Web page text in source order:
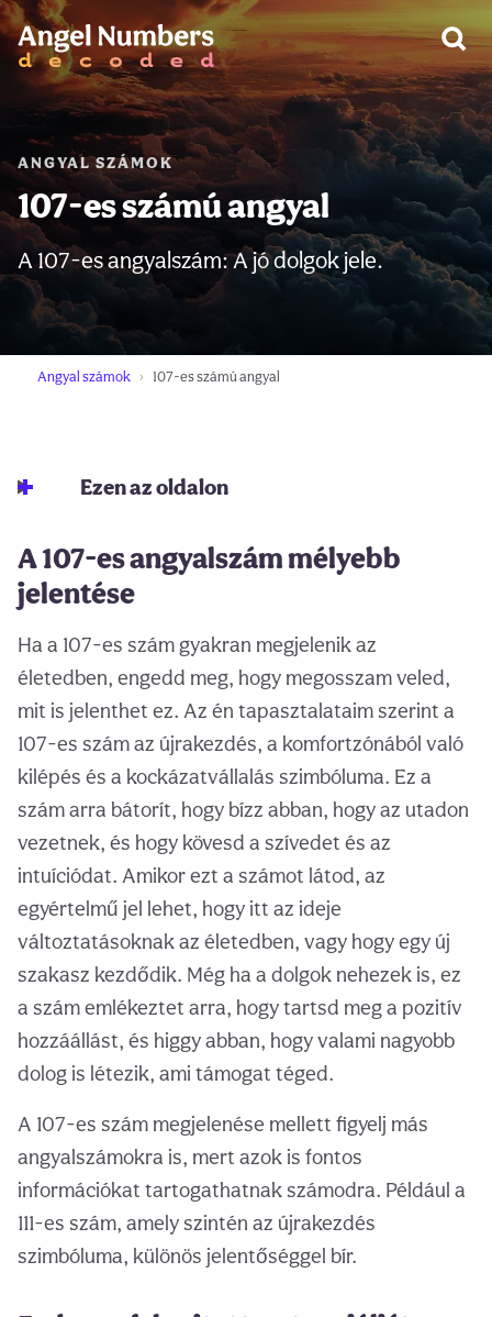
ANGYAL SZÁMOK
107-es számú angyal
A 107-es angyalszám: A jó dolgok jele.
Angyal számok 107-es számú angyal
Ezen az oldalon
A 107-es angyalszám mélyebb
jelentése
Ha a 107-es szám gyakran megjelenik az
életedben, engedd meg, hogy megosszam veled,
mit is jelenthet ez. Az én tapasztalataim szerint a
107-es szám az újrakezdés, a komfortzónából való
kilépés és a kockázatvállalás szimbóluma. Ez a
szám arra bátorít, hogy bízz abban, hogy az utadon
vezetnek, és hogy kövesd a szívedet és az
intuíciódat. Amikor ezt a számot látod, az
egyértelmű jel lehet, hogy itt az ideje
változtatásoknak az életedben, vagy hogy egy új
szakasz kezdődik. Még ha a dolgok nehezek is, ez
a szám emlékeztet arra, hogy tartsd meg a pozitív
hozzáállást, és higgy abban, hogy valami nagyobb
dolog is létezik, ami támogat téged.
A 107-es szám megjelenése mellett figyelj más
angyalszámokra is, mert azok is fontos
információkat tartogathatnak számodra. Például a
111-es szám, amely szintén az újrakezdés
szimbóluma, különös jelentőséggel bír.
FIGYELEM: